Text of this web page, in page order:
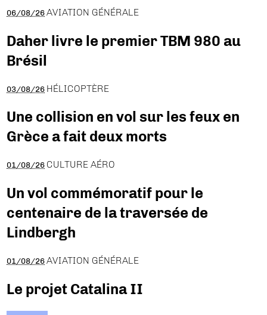
06/08/26 AVIATION GÉNÉRALE
Daher livre le premier TBM 980 au
Brésil
03/08/26 HÉLICOPTÈRE
Une collision en vol sur les feux en
Grèce a fait deux morts
01/08/26 CULTURE AÉRO
Un vol commémoratif pour le
centenaire de la traversée de
Lindbergh
01/08/26 AVIATION GÉNÉRALE
Le projet Catalina II